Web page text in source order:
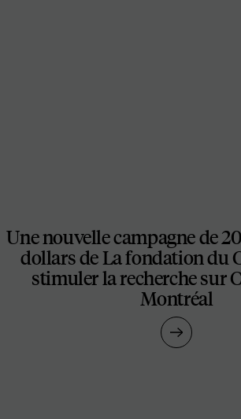
Une nouvelle campagne de
dollars de La fondation du
stimuler la recherche sur
Montréal